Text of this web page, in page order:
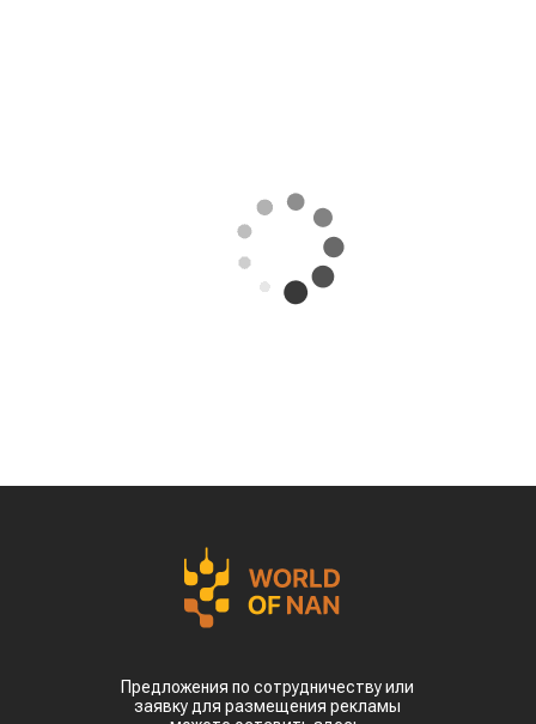
Предложения по сотрудничеству или
заявку для размещения рекламы